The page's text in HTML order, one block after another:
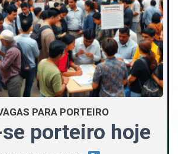
PARA PORTEIRO
porteiro hoje